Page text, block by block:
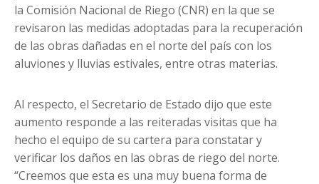
la Comisión Nacional de Riego (CNR) en la que se
revisaron las medidas adoptadas para la recuperación
de las obras dañadas en el norte del país con los
aluviones y lluvias estivales, entre otras materias.
Al respecto, el Secretario de Estado dijo que este
aumento responde a las reiteradas visitas que ha
hecho el equipo de su cartera para constatar y
verificar los daños en las obras de riego del norte.
“Creemos que esta es una muy buena forma de